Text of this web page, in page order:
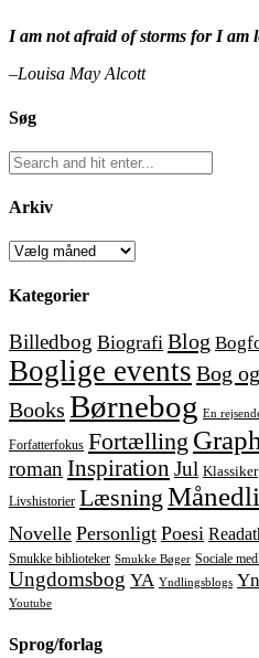
I am not afraid of storms for I am
–Louisa May Alcott
Søg
Arkiv
Arkiv
Kategorier
Billedbog Biografi Blog
Boglige events Bog
Books Børnebog En
Forfatterfokus Fortælling
roman Inspiration Jul Klassiker
Livshistorier Læsning
Novelle Personligt Poesi
Smukke biblioteker Smukke Bøger Sociale
Ungdomsbog YA Yndlingsblogs
Youtube
Sprog/forlag